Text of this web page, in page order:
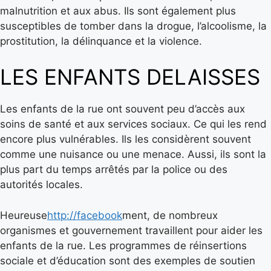
malnutrition et aux abus. Ils sont également plus
susceptibles de tomber dans la drogue, l’alcoolisme, la
prostitution, la délinquance et la violence.
LES ENFANTS DELAISSES
Les enfants de la rue ont souvent peu d’accès aux
soins de santé et aux services sociaux. Ce qui les rend
encore plus vulnérables. Ils les considèrent souvent
comme une nuisance ou une menace. Aussi, ils sont la
plus part du temps arrêtés par la police ou des
autorités locales.
Heureusehttp://facebookment, de nombreux
organismes et gouvernement travaillent pour aider les
enfants de la rue. Les programmes de réinsertions
sociale et d’éducation sont des exemples de soutien